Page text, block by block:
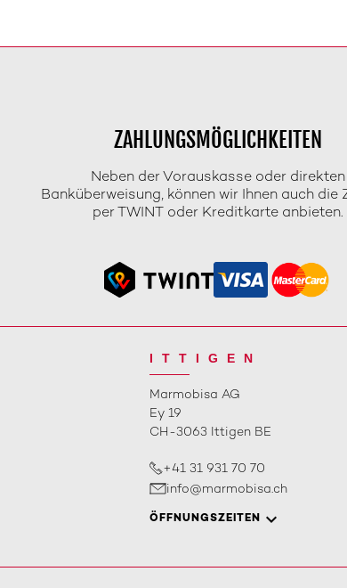
ZAHLUNGSMÖGLICHKEITEN
Neben der Vorauskasse oder direkten
Banküberweisung, können wir Ihnen auch die
per TWINT oder Kreditkarte anbieten.
ITTIGEN
Marmobisa AG
Ey 19
CH-3063 Ittigen BE
+41 31 931 70 70
info@marmobisa.ch
ÖFFNUNGSZEITEN